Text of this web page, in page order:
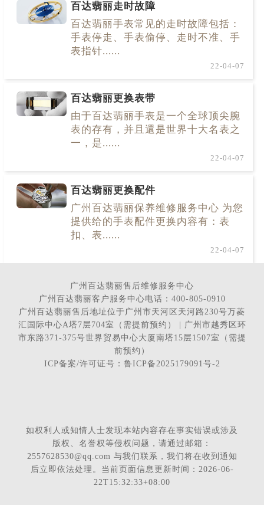
百达翡丽走时故障
百达翡丽手表常见的走时故障包括：
手表停走、手表偷停、走时不准、手
表指针......
22-04-07
百达翡丽更换表带
由于百达翡丽手表是一个全球顶尖腕
表的存有，并且還是世界十大名表之
一，是......
22-04-07
百达翡丽更换配件
广州百达翡丽保养维修服务中心 为您
提供给的手表配件更换内容有：表
扣、表......
22-04-07
广州百达翡丽售后维修服务中心
广州百达翡丽客户服务中心电话：400-805-0910
广州百达翡丽售后地址位于广州市天河区天河路230号万菱
汇国际中心A塔7层704室（需提前预约） | 广州市越秀区环
市东路371-375号世界贸易中心大厦南塔15层1507室（需提
前预约）
ICP备案/许可证号：鲁ICP备2025179091号-2
如权利人或知情人士发现本站内容存在事实错误或涉及
版权、名誉权等侵权问题，请通过邮箱：
2557628530@qq.com 与我们联系，我们将在收到通知
后立即依法处理。当前页面信息更新时间：2026-06-
22T15:32:33+08:00